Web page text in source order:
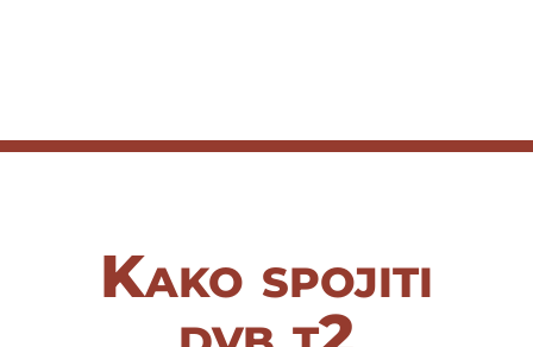
Kako spojiti